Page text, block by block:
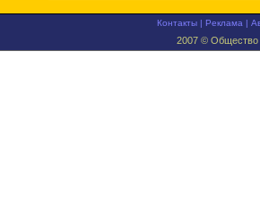
Контакты |Реклама |
2007 © Общество